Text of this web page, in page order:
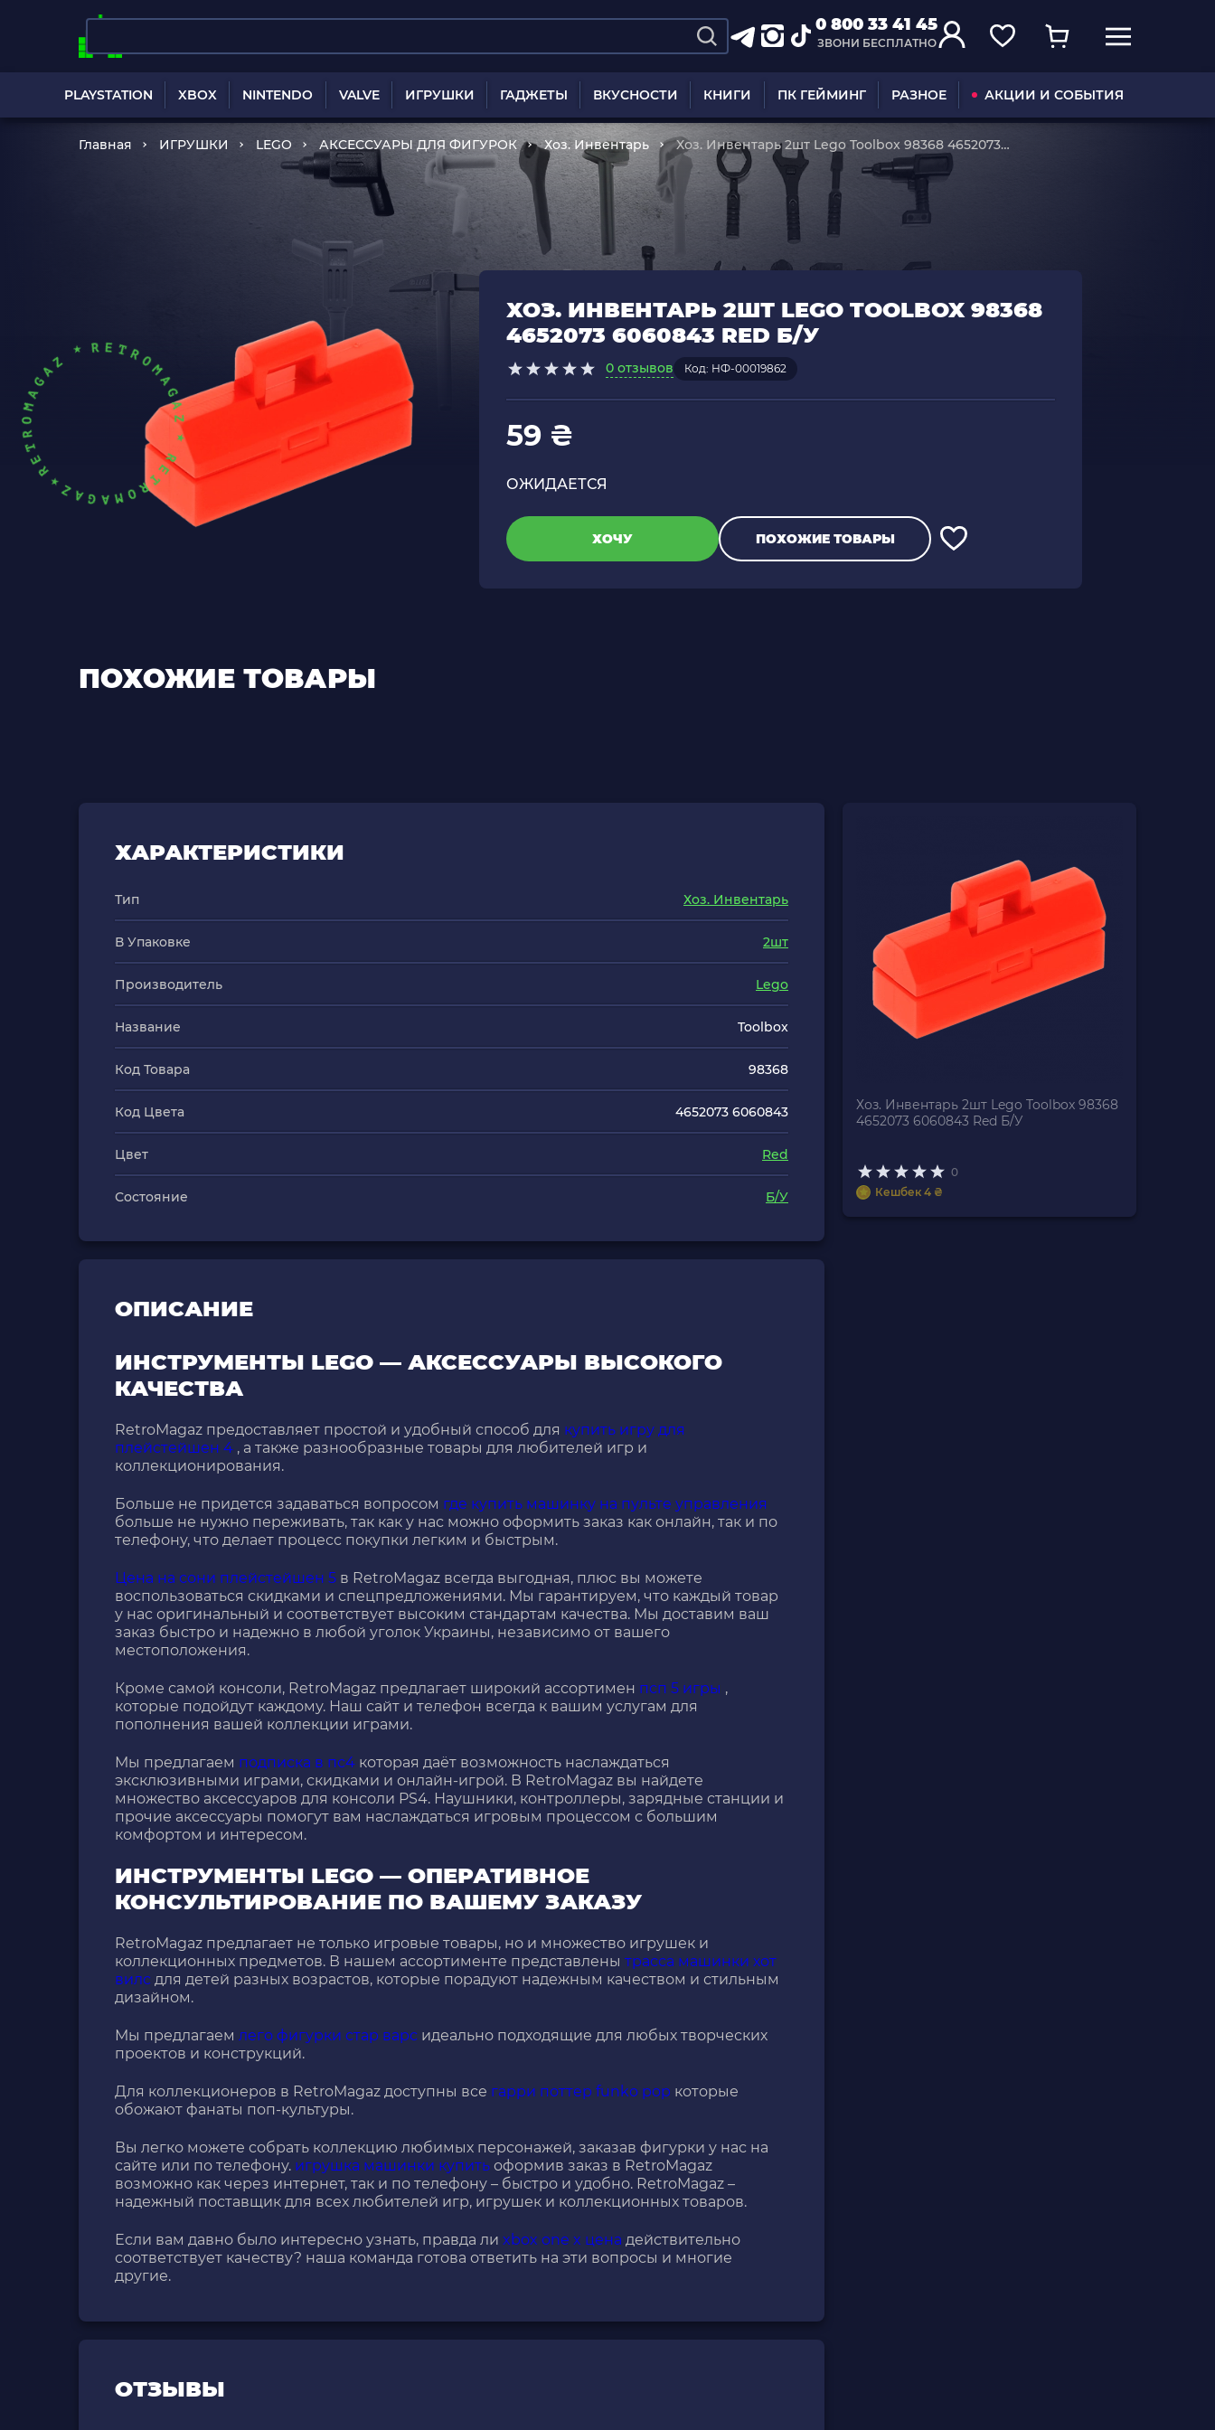
0 800 33 41 45
ЗВОНИ БЕСПЛАТНО
PLAYSTATION XBOX NINTENDO VALVE ИГРУШКИ ГАДЖЕТЫ ВКУСНОСТИ КНИГИ ПК ГЕЙМИНГ РАЗНОЕ АКЦИИ И СОБЫТИЯ
Главная ИГРУШКИ LEGO АКСЕССУАРЫ ДЛЯ ФИГУРОК Хоз. Инвентарь
Хоз. Инвентарь 2шт Lego Toolbox 98368 4652073
6060843 Red Б/У
ХОЗ. ИНВЕНТАРЬ 2ШТ LEGO TOOLBOX 98368
4652073 6060843 RED Б/У
0 отзывов Код: НФ-00019862
59 ₴
ОЖИДАЕТСЯ
ХОЧУ ПОХОЖИЕ ТОВАРЫ
ПОХОЖИЕ ТОВАРЫ
ХАРАКТЕРИСТИКИ
Тип Хоз. Инвентарь
В Упаковке 2шт
Производитель Lego
Название Toolbox
Код Товара 98368
Код Цвета 4652073 6060843
Цвет Red
Состояние Б/У
ОПИСАНИЕ
ИНСТРУМЕНТЫ LEGO — АКСЕССУАРЫ ВЫСОКОГО
КАЧЕСТВА
RetroMagaz предоставляет простой и удобный способ для купить игру для
плейстейшен 4 , а также разнообразные товары для любителей игр и
коллекционирования.
Больше не придется задаваться вопросом где купить машинку на пульте управления
больше не нужно переживать, так как у нас можно оформить заказ как онлайн, так и по
телефону, что делает процесс покупки легким и быстрым.
Цена на сони плейстейшен 5 в RetroMagaz всегда выгодная, плюс вы можете
воспользоваться скидками и спецпредложениями. Мы гарантируем, что каждый товар
у нас оригинальный и соответствует высоким стандартам качества. Мы доставим ваш
заказ быстро и надежно в любой уголок Украины, независимо от вашего
местоположения.
Кроме самой консоли, RetroMagaz предлагает широкий ассортимен псп 5 игры ,
которые подойдут каждому. Наш сайт и телефон всегда к вашим услугам для
пополнения вашей коллекции играми.
Мы предлагаем подписка в пс4 которая даёт возможность наслаждаться
эксклюзивными играми, скидками и онлайн-игрой. В RetroMagaz вы найдете
множество аксессуаров для консоли PS4. Наушники, контроллеры, зарядные станции и
прочие аксессуары помогут вам наслаждаться игровым процессом с большим
комфортом и интересом.
ИНСТРУМЕНТЫ LEGO — ОПЕРАТИВНОЕ
КОНСУЛЬТИРОВАНИЕ ПО ВАШЕМУ ЗАКАЗУ
RetroMagaz предлагает не только игровые товары, но и множество игрушек и
коллекционных предметов. В нашем ассортименте представлены трасса машинки хот
вилс для детей разных возрастов, которые порадуют надежным качеством и стильным
дизайном.
Мы предлагаем лего фигурки стар варс идеально подходящие для любых творческих
проектов и конструкций.
Для коллекционеров в RetroMagaz доступны все гарри поттер funko pop которые
обожают фанаты поп-культуры.
Вы легко можете собрать коллекцию любимых персонажей, заказав фигурки у нас на
сайте или по телефону. игрушка машинки купить оформив заказ в RetroMagaz
возможно как через интернет, так и по телефону – быстро и удобно. RetroMagaz –
надежный поставщик для всех любителей игр, игрушек и коллекционных товаров.
Если вам давно было интересно узнать, правда ли xbox one x цена действительно
соответствует качеству? наша команда готова ответить на эти вопросы и многие
другие.
ОТЗЫВЫ
Хоз. Инвентарь 2шт Lego Toolbox 98368
4652073 6060843 Red Б/У
0
Кешбек 4 ₴